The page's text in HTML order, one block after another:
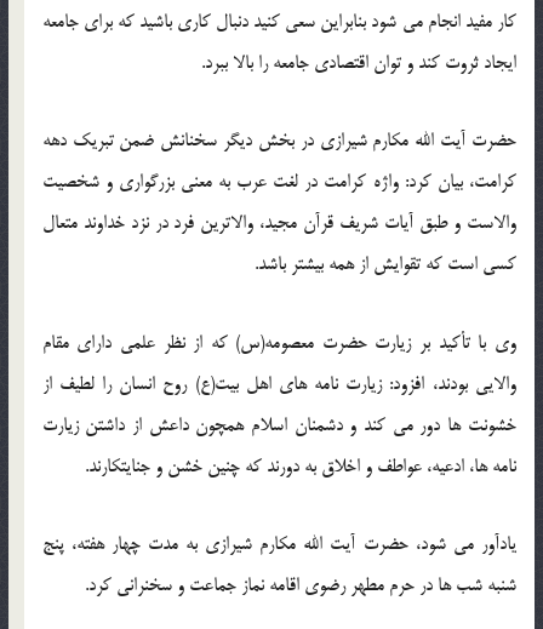
کار مفید انجام می شود بنابراین سعی کنید دنبال کاری باشید که برای جامعه
ایجاد ثروت کند و توان اقتصادی جامعه را بالا ببرد.
حضرت آیت الله مکارم شیرازی در بخش دیگر سخنانش ضمن تبریک دهه
کرامت، بیان کرد: واژه کرامت در لغت عرب به معنی بزرگواری و شخصیت
والاست و طبق آیات شریف قرآن مجید، والاترین فرد در نزد خداوند متعال
کسی است که تقوایش از همه بیشتر باشد.
وی با تأکید بر زیارت حضرت معصومه(س) که از نظر علمی دارای مقام
والایی بودند، افزود: زیارت نامه های اهل بیت(ع) روح انسان را لطیف از
خشونت ها دور می کند و دشمنان اسلام همچون داعش از داشتن زیارت
نامه ها، ادعیه، عواطف و اخلاق به دورند که چنین خشن و جنایتکارند.
یادآور می شود، حضرت آیت الله مکارم شیرازی به مدت چهار هفته، پنج
شنبه شب ها در حرم مطهر رضوی اقامه نماز جماعت و سخنرانی کرد.